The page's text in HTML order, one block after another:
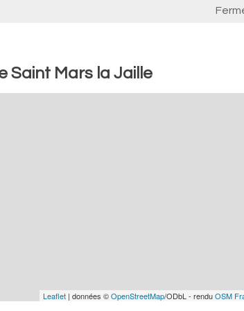
Saint Mars la Jaille
Leaflet | données ©OpenStreetMap/ODbL - renduOSM